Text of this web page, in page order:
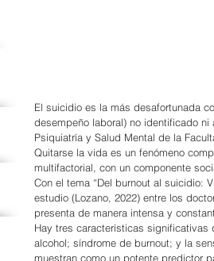
El suicidio es la más desafortunada
desempeño laboral) no identificado
Psiquiatría y Salud Mental de la
Quitarse la vida es un fenómeno
multifactorial, con un componente
Con el tema “Del burnout al suicidio:
estudio (Lozano, 2022) entre los
presenta de manera intensa y
Hay tres características significativas
alcohol; síndrome de burnout; y la
muestran como un potente predictor